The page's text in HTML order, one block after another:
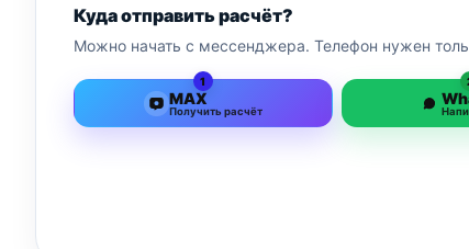
Куда отправить расчёт?
Можно начать с мессенджера. Телефон нужен
1
MAX
Получить расчёт